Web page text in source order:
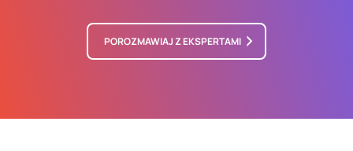
POROZMAWIAJ Z EKSPERTAMI